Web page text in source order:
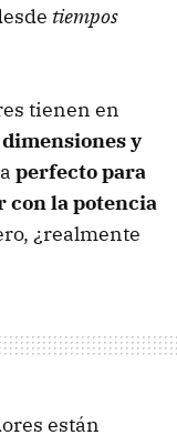
tiempos
tienen en
y
perfecto para
con la potencia
¿realmente
están